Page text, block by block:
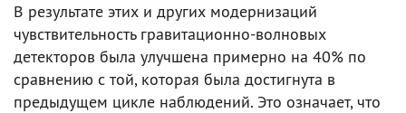
В результате этих и других модернизаций
чувствительность гравитационно-волновых
детекторов была улучшена примерно на 40% по
сравнению с той, которая была достигнута в
предыдущем цикле наблюдений. Это означает, что